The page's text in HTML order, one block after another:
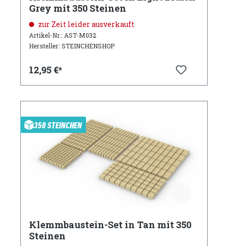
Grey mit 350 Steinen
zur Zeit leider ausverkauft
Artikel-Nr.: AST-M032
Hersteller: STEINCHENSHOP
12,95 €*
350 STEINCHEN
Klemmbaustein-Set in Tan mit 350
Steinen